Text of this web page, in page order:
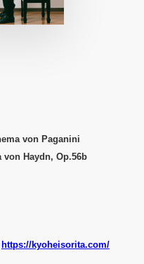
von Paganini
von Haydn, Op.56b
https://kyoheisorita.com/